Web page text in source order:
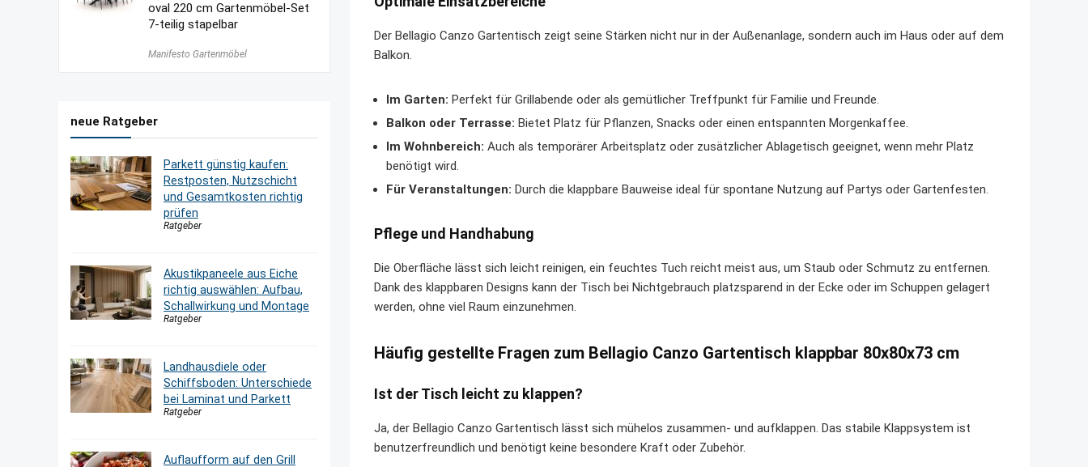
Der Bellagio Canzo Gartentisch zeigt seine Stärken nicht nur in der Außenanlage, sondern auch im Haus oder auf dem
Balkon.
Im Garten: Perfekt für Grillabende oder als gemütlicher Treffpunkt für Familie und Freunde.
Balkon oder Terrasse: Bietet Platz für Pflanzen, Snacks oder einen entspannten Morgenkaffee.
Im Wohnbereich: Auch als temporärer Arbeitsplatz oder zusätzlicher Ablagetisch geeignet, wenn mehr Platz
benötigt wird.
Für Veranstaltungen: Durch die klappbare Bauweise ideal für spontane Nutzung auf Partys oder Gartenfesten.
Pflege und Handhabung
Die Oberfläche lässt sich leicht reinigen, ein feuchtes Tuch reicht meist aus, um Staub oder Schmutz zu entfernen.
Dank des klappbaren Designs kann der Tisch bei Nichtgebrauch platzsparend in der Ecke oder im Schuppen gelagert
werden, ohne viel Raum einzunehmen.
Häufig gestellte Fragen zum Bellagio Canzo Gartentisch klappbar 80x80x73 cm
Ist der Tisch leicht zu klappen?
Ja, der Bellagio Canzo Gartentisch lässt sich mühelos zusammen- und aufklappen. Das stabile Klappsystem ist
benutzerfreundlich und benötigt keine besondere Kraft oder Zubehör.
oval 220 cm Gartenmöbel-Set
7-teilig stapelbar
Manifesto Gartenmöbel
neue Ratgeber
Parkett günstig kaufen:
Restposten, Nutzschicht
und Gesamtkosten richtig
prüfen
Ratgeber
Akustikpaneele aus Eiche
richtig auswählen: Aufbau,
Schallwirkung und Montage
Ratgeber
Landhausdiele oder
Schiffsboden: Unterschiede
bei Laminat und Parkett
Ratgeber
Auflaufform auf den Grill